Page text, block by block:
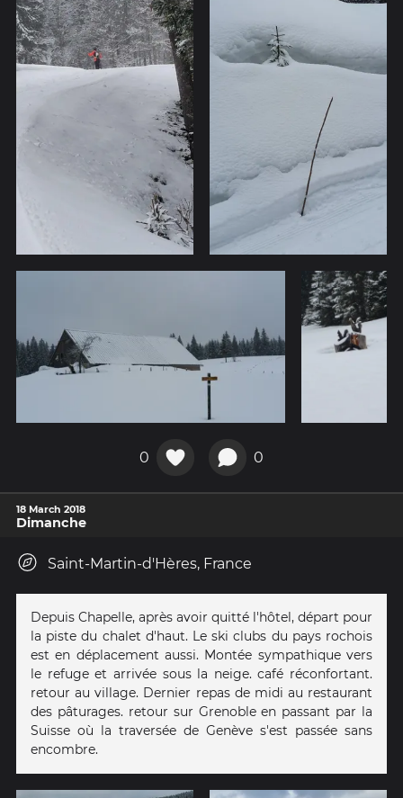
0 0
18 March 2018
Dimanche
Saint-Martin-d'Hères, France
Depuis Chapelle, après avoir quitté l'hôtel, départ pour
la piste du chalet d'haut. Le ski clubs du pays rochois
est en déplacement aussi. Montée sympathique vers
le refuge et arrivée sous la neige. café réconfortant.
retour au village. Dernier repas de midi au restaurant
des pâturages. retour sur Grenoble en passant par la
Suisse où la traversée de Genève s'est passée sans
encombre.